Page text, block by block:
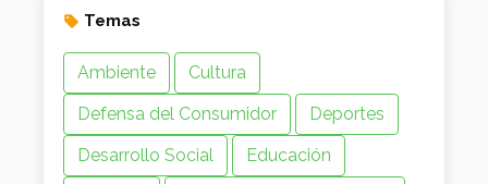
Temas
Ambiente
Cultura
Defensa del Consumidor
Deportes
Desarrollo Social
Educación